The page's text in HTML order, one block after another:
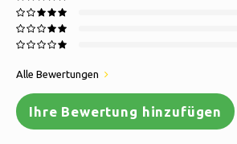
Alle Bewertungen
Ihre Bewertung hinzufügen